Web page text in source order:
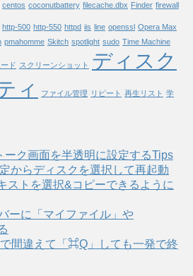
centos coconutbattery filecache.dbx Finder firewall
http-500 http-550 httpd iis line openssl Opera Max
pmahomme Skitch spotlight sudo Time Machine
ド スクリーンショット
ディスク
ィ
ファイル管理 リピート 再生リスト 学
ーク画面を半透明に設定するTips
からディスクを選択して再起動
ストを選択&コピーできるように
ーに「マイファイル」や
間違えて「⌘Q」しても一発で終